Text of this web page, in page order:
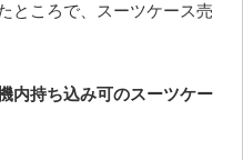
ところで、スーツケース売
内持ち込み可のスーツケー